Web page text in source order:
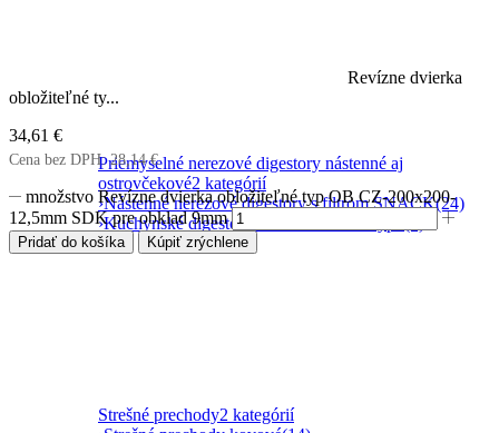
Priemyselné nerezové digestory nástenné aj
ostrovčekové2 kategórií
›Nástenné nerezové digestory s filtrom SNACK(24)
›Kuchynské digestory ostrovčekového typu
Strešné prechody2 kategórií
Revízne dvierka
obložiteľné ty...
34,61 €
Cena bez DPH:28,14€
množstvo Revízne dvierka obložiteľné typ OB CZ-200x200-
12,5mm SDK pre obklad 9mm
Pridať do košíka Kúpiť zrýchlene